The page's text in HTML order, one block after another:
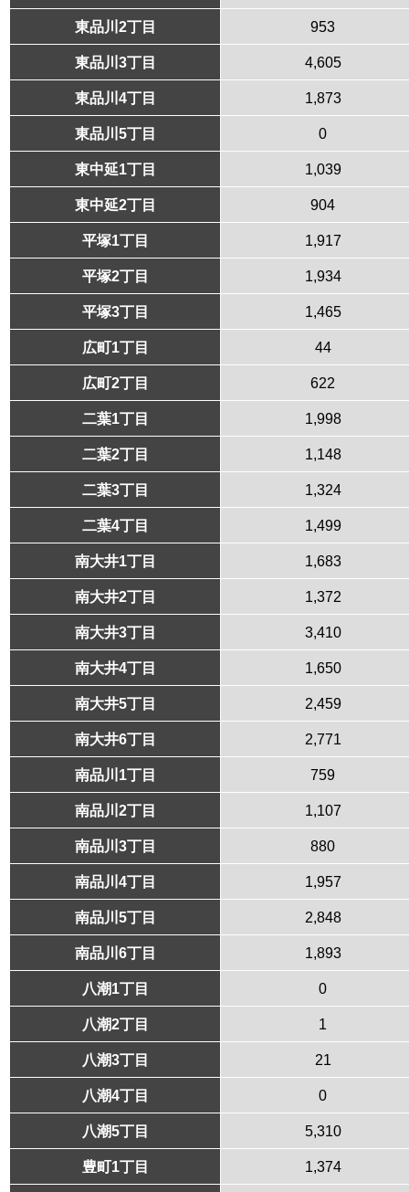
東品川2丁目 953
東品川3丁目 4,605
東品川4丁目 1,873
東品川5丁目 0
東中延1丁目 1,039
東中延2丁目 904
平塚1丁目 1,917
平塚2丁目 1,934
平塚3丁目 1,465
広町1丁目 44
広町2丁目 622
二葉1丁目 1,998
二葉2丁目 1,148
二葉3丁目 1,324
二葉4丁目 1,499
南大井1丁目 1,683
南大井2丁目 1,372
南大井3丁目 3,410
南大井4丁目 1,650
南大井5丁目 2,459
南大井6丁目 2,771
南品川1丁目 759
南品川2丁目 1,107
南品川3丁目 880
南品川4丁目 1,957
南品川5丁目 2,848
南品川6丁目 1,893
八潮1丁目 0
八潮2丁目 1
八潮3丁目 21
八潮4丁目 0
八潮5丁目 5,310
豊町1丁目 1,374